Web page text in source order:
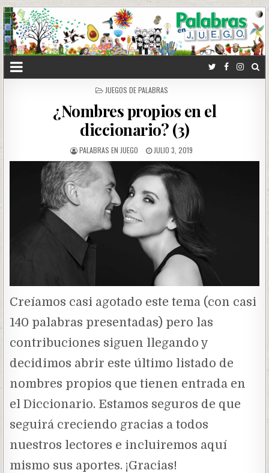
POSTED
JUEGOS DE PALABRAS
¿Nombres propios en el
diccionario? (3)
PALABRAS EN JUEGO JULIO 3, 2019
Creíamos casi agotado este tema (con casi
140 palabras presentadas) pero las
contribuciones siguen llegando y
decidimos abrir este último listado de
nombres propios que tienen entrada en
el Diccionario. Estamos seguros de que
seguirá creciendo gracias a todos
nuestros lectores e incluiremos aquí
mismo sus aportes. ¡Gracias!